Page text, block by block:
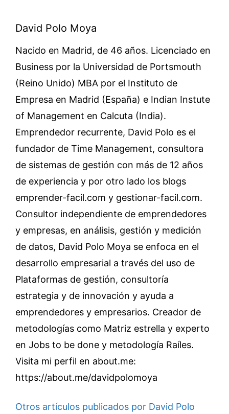
David Polo Moya
Nacido en Madrid, de 46 años. Licenciado en
Business por la Universidad de Portsmouth
(Reino Unido) MBA por el Instituto de
Empresa en Madrid (España) e Indian Instute
of Management en Calcuta (India).
Emprendedor recurrente, David Polo es el
fundador de Time Management, consultora
de sistemas de gestión con más de 12 años
de experiencia y por otro lado los blogs
emprender-facil.com y gestionar-facil.com.
Consultor independiente de emprendedores
y empresas, en análisis, gestión y medición
de datos, David Polo Moya se enfoca en el
desarrollo empresarial a través del uso de
Plataformas de gestión, consultoría
estrategia y de innovación y ayuda a
emprendedores y empresarios. Creador de
metodologías como Matriz estrella y experto
en Jobs to be done y metodología Raíles.
Visita mi perfil en about.me:
https://about.me/davidpolomoya
Otros artículos publicados por David Polo